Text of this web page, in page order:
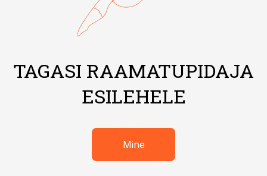
TAGASI RAAMATUPIDAJA
ESILEHELE
Mine